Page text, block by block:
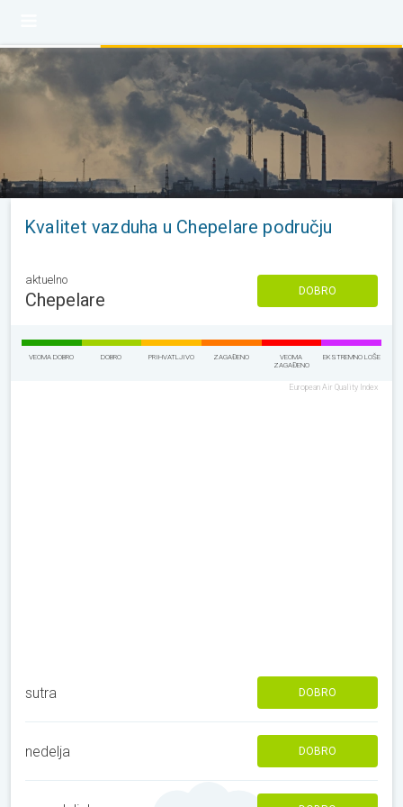
Kvalitet vazduha u Chepelare području
aktuelno
Chepelare DOBRO
VEOMA DOBRO DOBRO PRIHVATLJIVO ZAGAĐENO
VEOMA
ZAGAĐENO
EKSTREMNO LOŠE
European Air Quality Index
sutra DOBRO
nedelja DOBRO